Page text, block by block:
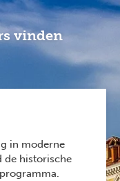
vinden
in moderne
de historische